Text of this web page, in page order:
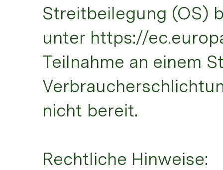
Streitbeilegung (OS)
unter https://
Teilnahme an einem
nicht bereit.
Rechtliche Hinweise: